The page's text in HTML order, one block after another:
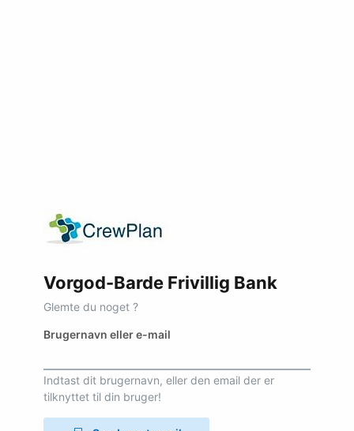
Vorgod-Barde Frivillig Bank
Glemte du noget ?
Brugernavn eller e-mail
Indtast dit brugernavn, eller den email der er
tilknyttet til din bruger!